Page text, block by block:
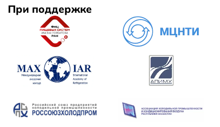
При поддержке